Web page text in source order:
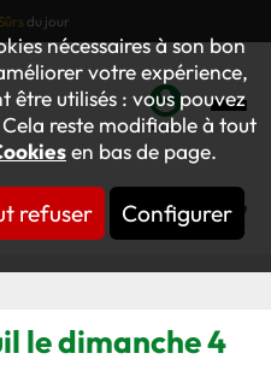
nécessaires à son bon
votre expérience,
être utilisés : vous pouvez
reste modifiable à tout
en bas de page.
refuser Configurer
du jour
Mon
compte
le dimanche 4